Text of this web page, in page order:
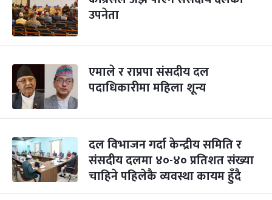
उपनेता
एमाले र राप्रपा संसदीय दल
पदाधिकारीमा महिला शून्य
दल विभाजन गर्दा केन्द्रीय समिति र
संसदीय दलमा ४०-४० प्रतिशत संख्या
चाहिने पहिलेकै व्यवस्था कायम हुँदै